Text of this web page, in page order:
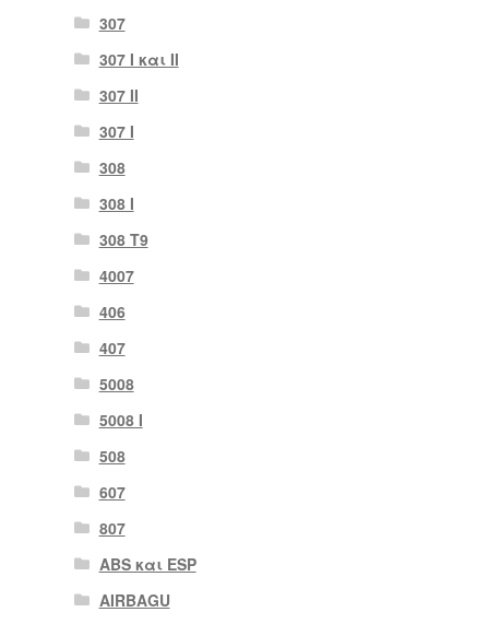
307
307 I και II
307 II
307 Ι
308
308 Ι
308 Τ9
4007
406
407
5008
5008 Ι
508
607
807
ABS και ESP
AIRBAGU